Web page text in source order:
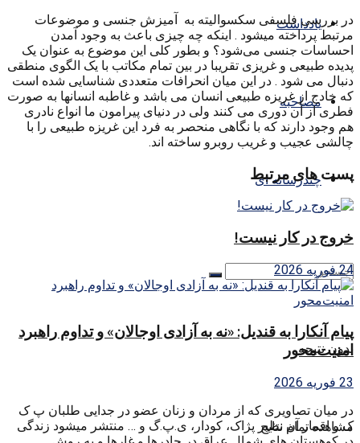
یادداشت
مصاحبه
چندرسانه ای
بدون نتیجه
مشاهده تمام نتایج
در بررسی فلسفی سکسوالیته به آمیزش جنسی و موضوعات
مرتبط پرداخته میشود . اینکه چه چیزی باعث به وجود آمدن
احساسات جنسی می‌شود؟ و بطور کلی این موضوع به عنوان یک
پدیده طبیعی و غریزی تقریبا در بین تمام مکاتب با یک الگوی منطقی
دنبال می شود . در این میان انحرافات متعددی شناسایی شده است
که خادج از غریزه طبیعی انسان می باشد و غاطبه انسانها به صورت
فطری از آن دوری می کنند ولی در دنیای پیرامون ما انواع نادری
هم وجود دارند که با نگاهی منحصر به فرد این غریزه طبیعی را با
چالشی عجیب و غریب روبرو ساخته اند.
پست های مرتبط
خروج در کار نیست!
24 فوریه 2026
پیام آنکارا به قندیل: «نه به آزادی اوجالان» و تداوم راهبرد
امنیت‌محور
23 فوریه 2026
در میان تصاویری که از مردان و زنان عضو در جدایی طلبان پ ک
ک و اقمار آن نظیر پژاک، کودار، ی.پ.گ و … منتشر میشود زندگی